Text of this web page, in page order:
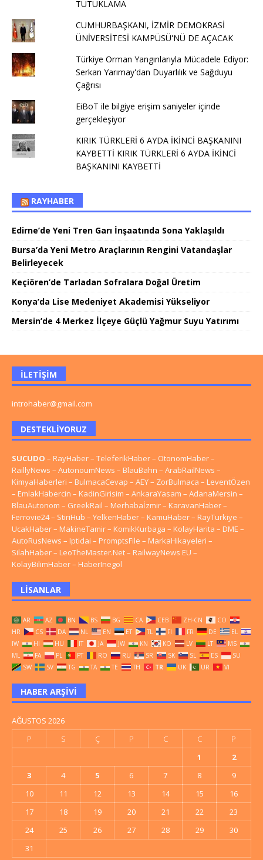
TUTUKLAMA
CUMHURBAŞKANI, İZMİR DEMOKRASİ
ÜNİVERSİTESİ KAMPÜSÜ'NÜ DE AÇACAK
Türkiye Orman Yangınlarıyla Mücadele Ediyor:
Serkan Yarımay'dan Duyarlılık ve Sağduyu
Çağrısı
EiBoT ile bilgiye erişim saniyeler içinde
gerçekleşiyor
KIRIK TÜRKLERİ 6 AYDA İKİNCİ BAŞKANINI
KAYBETTİ KIRIK TÜRKLERİ 6 AYDA İKİNCİ
BAŞKANINI KAYBETTİ
RAYHABER
Edirne’de Yeni Tren Garı İnşaatında Sona Yaklaşıldı
Bursa’da Yeni Metro Araçlarının Rengini Vatandaşlar
Belirleyecek
Keçiören’de Tarladan Sofralara Doğal Üretim
Konya’da Lise Medeniyet Akademisi Yükseliyor
Mersin’de 4 Merkez İlçeye Güçlü Yağmur Suyu Yatırımı
İLETIŞIM
introhaber@gmail.com
DESTEKLIYORUZ
SUCUDO – RayHaber– TeleferikHaber– OtonomHaber–
RaillyNews – AutonoumNews – BlauBahn – ArabRailNews –
KimyaHaberleri – BulmacaCevap – AEY– ZorBulmaca – LeventÖzen
– EmlakHabercin – KadinGirisim – AnkaraYasam – AdanaMersin –
BlauAutonom – GreekRail – Merhabaİzmir– KaravanHaber–
Ferrovie24– StiriHub – YelkenHaber– KamuHaber– RayTurkiye –
UcakHaber– MakineTamir– KomikKurbaga – KolayHarita – DME –
AutoRusNews – Iptidai – PromptsFile – MarkaHikayeleri –
SilahHaber– LeoTheMaster.Net– RailwayNews EU –
KolayBilimHaber– HaberInegol
LISANLAR
AR AZ BN BS BG CA CEB ZH-CN
CO
HR
CS DA NL EN ET TL FI FR DE
EL
IW
HI HU IT JA JW KN KO LV LT
MS
ML
FA PL PT RO RU SR SK SL ES
SU
SW
SV TG TA TE TH TR UK UR VI
HABER ARŞIVI
AĞUSTOS 2026
P
S Ç P C C
P
1
2
3
4 5 6 7 8
9
10
11 12 13 14 15
16
17
18 19 20 21 22
23
24
25 26 27 28 29
30
31